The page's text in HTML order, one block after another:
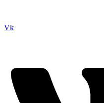
Vk